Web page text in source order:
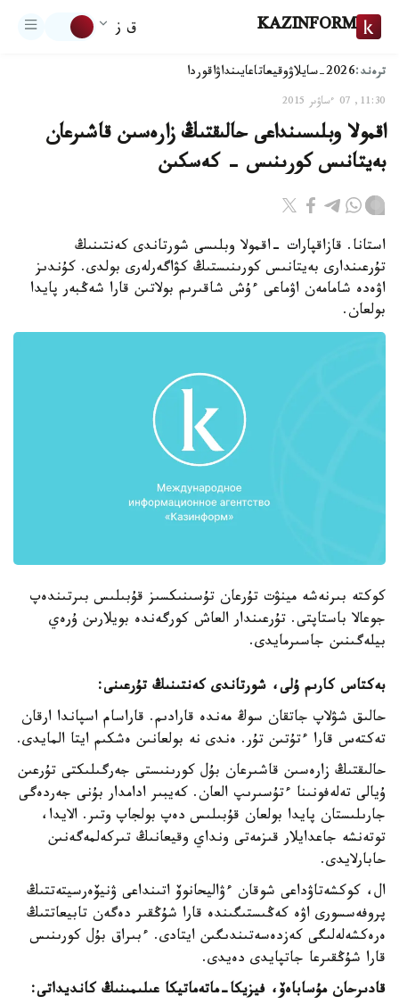
KAZINFORM ق ز
ترەند:2026-سايلاۋ وقيعاتاعايىنداۋاقوردا
11:30, 07 ءساۋىر 2015
اقمولا وبلىسىنداعى حالىقتىڭ زارەسىن قاشىرعان
بەيتانىس كورىنىس - كەسكىن
استانا. قازاقپارات -اقمولا وبلىسى شورتاندى كەنتىنىڭ
تۇرعىندارى بەيتانىس كورىنىستىڭ كۋاگەرلەرى بولدى. كۇندىز
اۋەدە شامامەن اۋماعى ءۇش شاقىرىم بولاتىن قارا شەڭبەر پايدا
بولعان.
كوكتە بىرنەشە مينۋت تۇرعان تۇسىنىكسىز قۇبىلىس بىرتىندەپ
جوعالا باستاپتى. تۇرعىندار العاش كورگەندە بويلارىن ۇرەي
بيلەگىنىن جاسىرمايدى.
بەكتاس كارىم ۇلى، شورتاندى كەنتىنىڭ تۇرعىنى:
حالىق شۋلاپ جاتقان سوڭ مەندە قارادىم. قاراسام اسپاندا ارقان
تەكتەس قارا ءتۇتىن تۇر. ەندى نە بولعانىن ەشكىم ايتا المايدى.
حالىقتىڭ زارەسىن قاشىرعان بۇل كورىنىستى جەرگىلىكتى تۇرعىن
ۇيالى تەلەفونىنا ءتۇسىرىپ العان. كەيبىر ادامدار بۇنى جەردەگى
جارىلىستان پايدا بولعان قۇبىلىس دەپ بولجاپ وتىر. الايدا،
توتەنشە جاعدايلار قىزمەتى ونداي وقيعانىڭ تىركەلمەگەنىن
حابارلايدى.
ال، كوكشەتاۋداعى شوقان ءۋاليحانوۆ اتىنداعى ۋنيۆەرسيتەتتىڭ
پروفەسسورى اۋە كەڭىستىگىندە قارا شۇڭقىر دەگەن تابيعاتتىڭ
ەرەكشەلەلىگى كەزدەسەتىندىگىن ايتادى. ءبىراق بۇل كورىنىس
قارا شۇڭقىرعا جاتپايدى دەيدى.
قادىرحان مۇساباەۆ، فيزيكا-ماتەماتيكا عىلىمىنىڭ كانديداتى: